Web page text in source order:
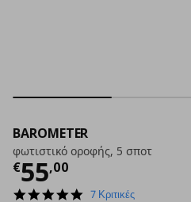
BAROMETER
φωτιστικό οροφής, 5 σποτ
€55,00
Τρέχουσα τιμή
5.0
7 Κριτικές